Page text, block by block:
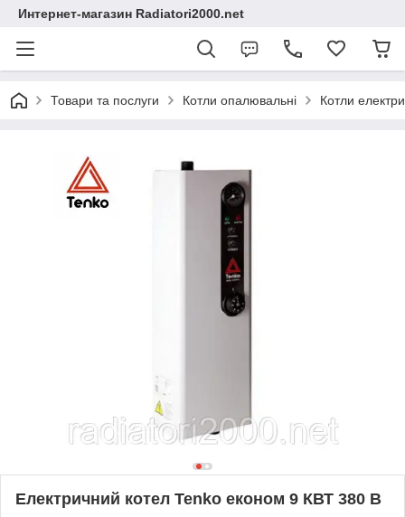
Интернет-магазин Radiatori2000.net
Товари та послуги Котли опалювальні Котли
Електричний котел Tenko економ 9 КВТ 380 В